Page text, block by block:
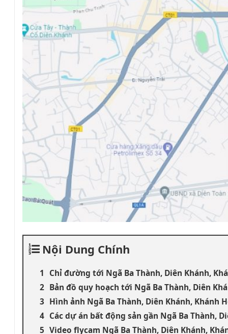
Nội Dung Chính
Chỉ đường tới Ngã Ba Thành, Diên Khánh,
Bản đồ quy hoạch tới Ngã Ba Thành, Diên
Hình ảnh Ngã Ba Thành, Diên Khánh, Khánh
Các dự án bất động sản gần Ngã Ba Thành,
Video flycam Ngã Ba Thành, Diên Khánh,